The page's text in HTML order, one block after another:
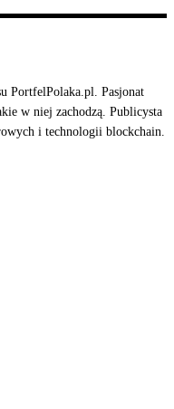
PortfelPolaka.pl. Pasjonat
w niej zachodzą. Publicysta
i technologii blockchain.